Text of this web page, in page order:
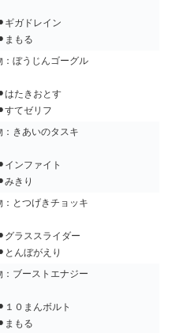
ガドレイン
もる
：ぼうじんゴーグル
きおとす
ゼリフ
：きあいのタスキ
ンファイト
きり
：とつげきチョッキ
ススライダー
んぼがえり
：ブーストエナジー
０まんボルト
もる